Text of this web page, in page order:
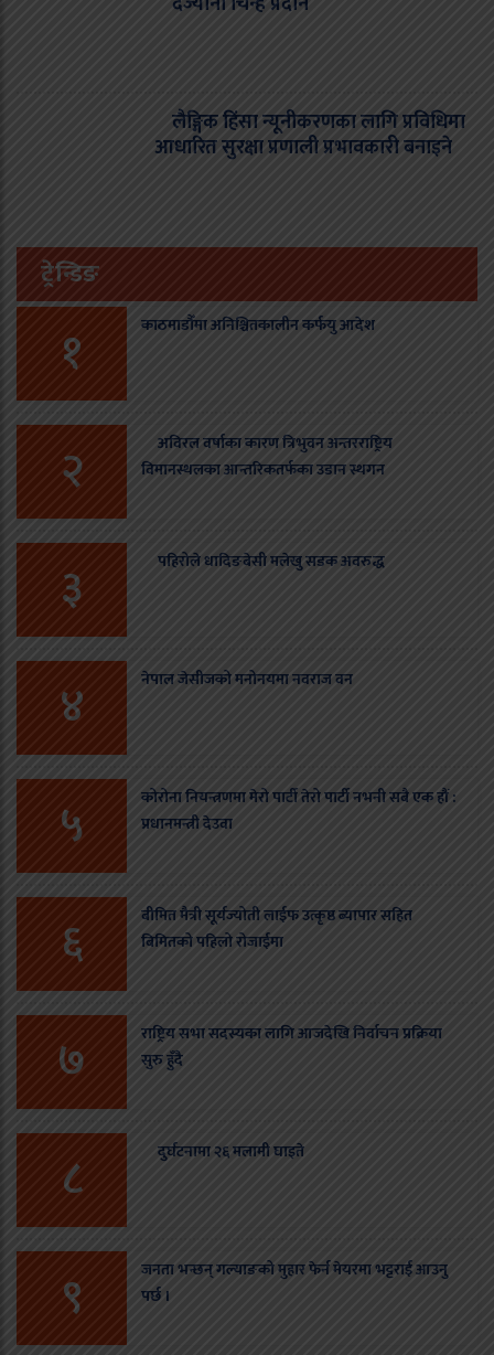
लैङ्गिक हिंसा न्यूनीकरणका लागि प्रविधिमा
आधारित सुरक्षा प्रणाली प्रभावकारी बनाइने
ट्रेन्डिङ
१ काठमाडौँमा अनिश्चितकालीन कर्फयु आदेश
२
अविरल वर्षाका कारण त्रिभुवन अन्तरराष्ट्रिय
विमानस्थलका आन्तरिकतर्फका उडान स्थगन
३ पहिरोले धादिङबेसी मलेखु सडक अवरुद्ध
४ नेपाल जेसीजको मनोनयमा नवराज वन
५
कोरोना नियन्त्रणमा मेरो पार्टी तेरो पार्टी नभनी सबै एक हौं :
प्रधानमन्त्री देउवा
६
बीमित मैत्री सूर्यज्योती लाईफ उत्कृष्ठ ब्यापार सहित
बिमितको पहिलो रोजाईमा
७
राष्ट्रिय सभा सदस्यका लागि आजदेखि निर्वाचन प्रक्रिया
सुरु हुँदै
८ दुर्घटनामा २६ मलामी घाइते
९
जनता भन्छन् गल्याङको मुहार फेर्न मेयरमा भट्टराई आउनु
पर्छ ।